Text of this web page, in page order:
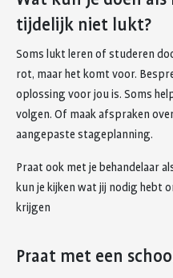
tijdelijk niet lukt?
Soms lukt leren of studeren
rot, maar het komt voor.
oplossing voor jou is. Soms
volgen. Of maak afspraken
aangepaste stageplanning.
Praat ook met je behandelaar
kun je kijken wat jij nodig hebt
krijgen
Praat met een